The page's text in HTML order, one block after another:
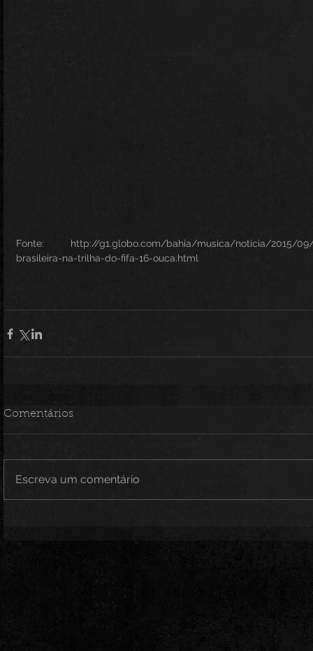
Fonte: http://g1.globo.com/bahia/musica/noticia/2015/09/
brasileira-na-trilha-do-fifa-16-ouca.html
Comentários
Escreva um comentário